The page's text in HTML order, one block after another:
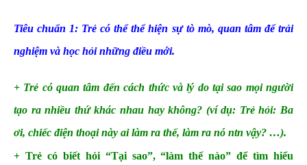
Tiêu chuẩn 1: Trẻ có thể thể hiện sự tò mò, quan tâm để trải
nghiệm và học hỏi những điều mới.
+ Trẻ có quan tâm đến cách thức và lý do tại sao mọi người
tạo ra nhiều thứ khác nhau hay không? (ví dụ: Trẻ hỏi: Ba
ơi, chiếc điện thoại này ai làm ra thế, làm ra nó ntn vậy? …).
+ Trẻ có biết hỏi “Tại sao”, “làm thế nào” để tìm hiểu